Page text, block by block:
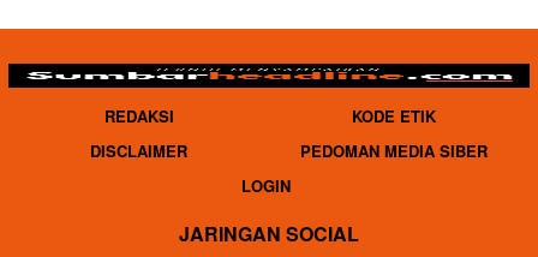
REDAKSI
KODE ETIK
DISCLAIMER
PEDOMAN MEDIA SIBER
LOGIN
JARINGAN SOCIAL